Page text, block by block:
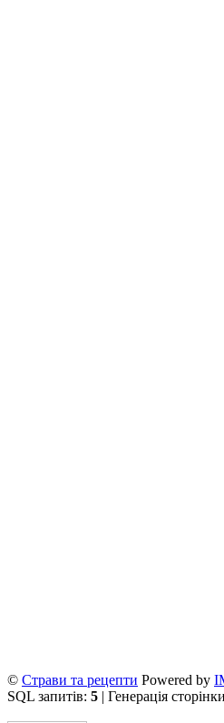
© Страви та рецепти Powered by
SQL запитів: 5 | Генерація